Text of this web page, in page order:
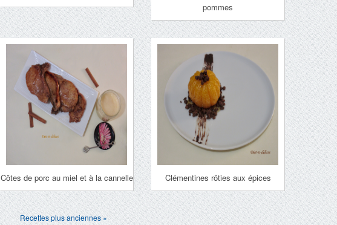
pommes
Côtes de porc au miel et à la cannelle Clémentines rôties aux épices
Recettes plus anciennes »